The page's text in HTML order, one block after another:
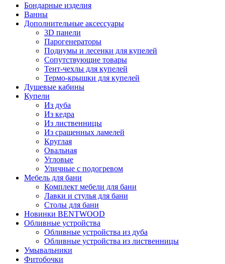
Бондарные изделия
Ванны
Дополнительные аксессуары
3D панели
Парогенераторы
Подиумы и лесенки для купелей
Сопутствующие товары
Тент-чехлы для купелей
Термо-крышки для купелей
Душевые кабины
Купели
Из дуба
Из кедра
Из лиственницы
Из сращенных ламелей
Круглая
Овальная
Угловые
Уличные с подогревом
Мебель для бани
Комплект мебели для бани
Лавки и стулья для бани
Столы для бани
Новинки BENTWOOD
Обливные устройства
Обливные устройства из дуба
Обливные устройства из лиственницы
Умывальники
Фитобочки